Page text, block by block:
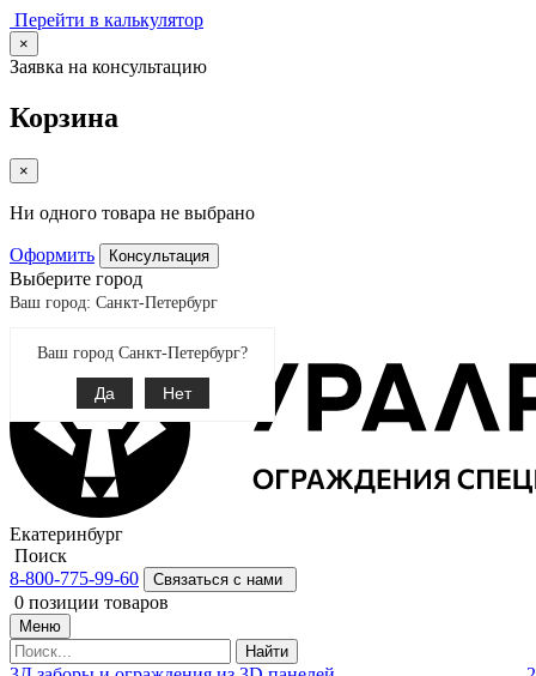
Перейти в калькулятор
×
Заявка на консультацию
Корзина
×
Ни одного товара не выбрано
Оформить Консультация
Выберите город
Ваш город: Санкт-Петербург
Ваш город Санкт-Петербург?
Да Нет
Екатеринбург
Поиск
8-800-775-99-60
Связаться с нами
0 позиции товаров
Меню
Найти